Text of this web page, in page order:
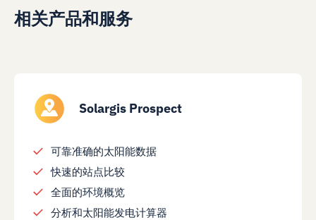
相关产品和服务
Solargis Prospect
可靠准确的太阳能数据
快速的站点比较
全面的环境概览
分析和太阳能发电计算器